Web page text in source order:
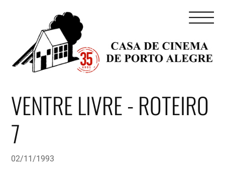
VENTRE LIVRE - ROTEIRO
7
02/11/1993